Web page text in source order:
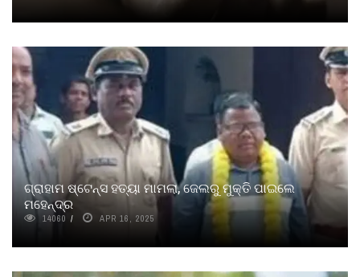
ଗ୍ରାହାମ ଷ୍ଟେନ୍ସ ହତ୍ୟା ମାମଲା, ଜେଲରୁ ମୁକ୍ତି ପାଇଲେ
ମହେନ୍ଦ୍ର
14060 APR 16, 2025